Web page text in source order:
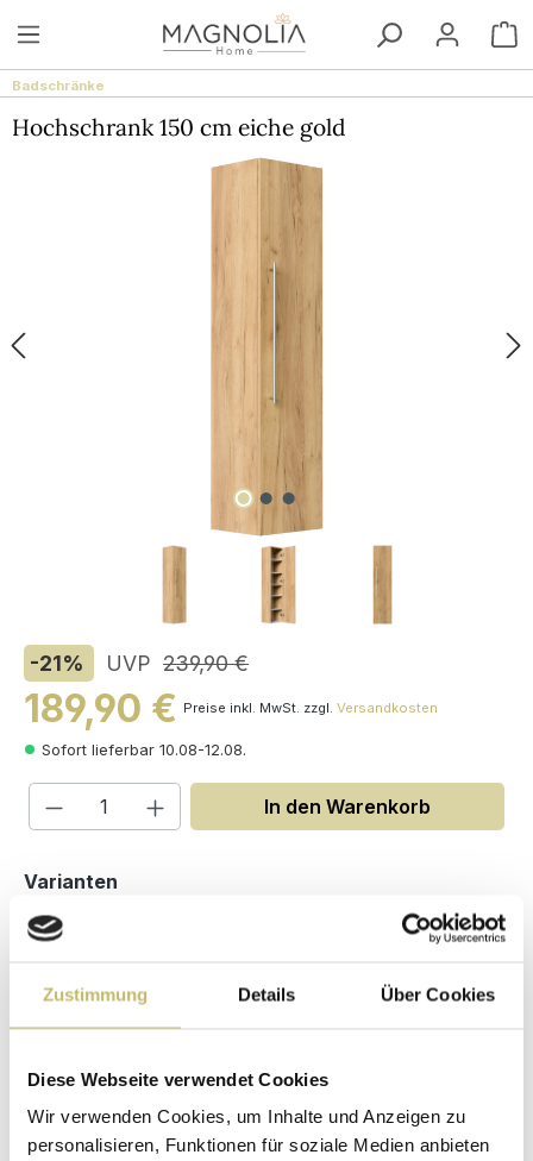
Zustimmung Details Über Cookies
Diese Webseite verwendet Cookies
Wir verwenden Cookies, um Inhalte und Anzeigen zu
personalisieren, Funktionen für soziale Medien anbieten
Zum Hauptinhalt springen
Badschränke
Hochschrank 150 cm eiche gold
Bildergalerie überspringen
-21% UVP 239,90 €
189,90 € Preise inkl. MwSt. zzgl. Versandkosten
Sofort lieferbar 10.08-12.08.
Produkt Anzahl: Gib den
In den Warenkorb
Varianten
Maße (H/B/T): 150 / 35 / 30 cm
Materialien
Herstellerpreis
ohne
Zwischenhändler